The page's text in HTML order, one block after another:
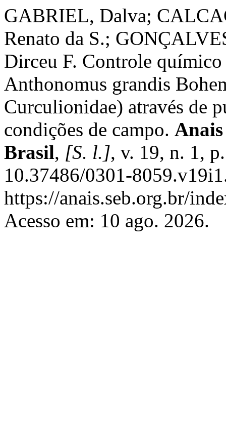
GABRIEL, Dalva;
Renato da S.;
Dirceu F. Controle
Anthonomus grandis
Curculionidae) através de
condições de campo.
Brasil, [S. l.], v. 19, n. 1,
10.37486/0301-
https://anais.seb.org.br/
Acesso em: 10 ago. 2026.